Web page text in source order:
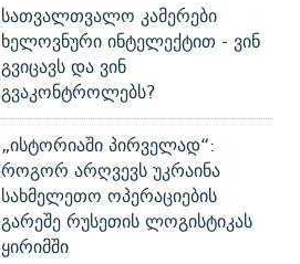
სათვალთვალო კამერები
ხელოვნური ინტელექტით - ვინ
გვიცავს და ვინ
გვაკონტროლებს?
„ისტორიაში პირველად“:
როგორ არღვევს უკრაინა
სახმელეთო ოპერაციების
გარეშე რუსეთის ლოგისტიკას
ყირიმში